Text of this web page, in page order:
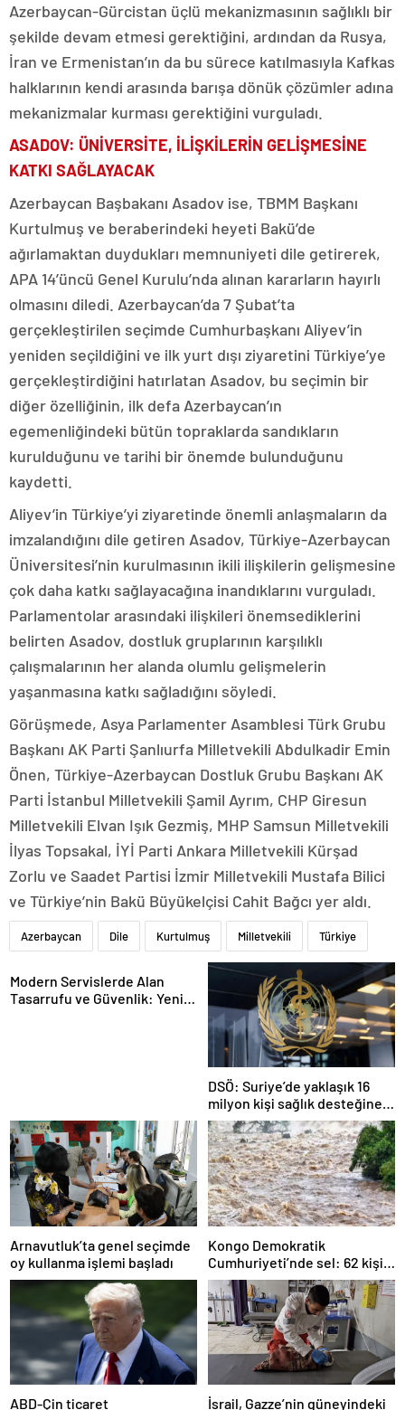
Azerbaycan-Gürcistan üçlü mekanizmasının sağlıklı bir
şekilde devam etmesi gerektiğini, ardından da Rusya,
İran ve Ermenistan’ın da bu sürece katılmasıyla Kafkas
halklarının kendi arasında barışa dönük çözümler adına
mekanizmalar kurması gerektiğini vurguladı.
ASADOV: ÜNİVERSİTE, İLİŞKİLERİN GELİŞMESİNE
KATKI SAĞLAYACAK
Azerbaycan Başbakanı Asadov ise, TBMM Başkanı
Kurtulmuş ve beraberindeki heyeti Bakü’de
ağırlamaktan duydukları memnuniyeti dile getirerek,
APA 14’üncü Genel Kurulu’nda alınan kararların hayırlı
olmasını diledi. Azerbaycan’da 7 Şubat’ta
gerçekleştirilen seçimde Cumhurbaşkanı Aliyev’in
yeniden seçildiğini ve ilk yurt dışı ziyaretini Türkiye’ye
gerçekleştirdiğini hatırlatan Asadov, bu seçimin bir
diğer özelliğinin, ilk defa Azerbaycan’ın
egemenliğindeki bütün topraklarda sandıkların
kurulduğunu ve tarihi bir önemde bulunduğunu
kaydetti.
Aliyev’in Türkiye’yi ziyaretinde önemli anlaşmaların da
imzalandığını dile getiren Asadov, Türkiye-Azerbaycan
Üniversitesi’nin kurulmasının ikili ilişkilerin gelişmesine
çok daha katkı sağlayacağına inandıklarını vurguladı.
Parlamentolar arasındaki ilişkileri önemsediklerini
belirten Asadov, dostluk gruplarının karşılıklı
çalışmalarının her alanda olumlu gelişmelerin
yaşanmasına katkı sağladığını söyledi.
Görüşmede, Asya Parlamenter Asamblesi Türk Grubu
Başkanı AK Parti Şanlıurfa Milletvekili Abdulkadir Emin
Önen, Türkiye-Azerbaycan Dostluk Grubu Başkanı AK
Parti İstanbul Milletvekili Şamil Ayrım, CHP Giresun
Milletvekili Elvan Işık Gezmiş, MHP Samsun Milletvekili
İlyas Topsakal, İYİ Parti Ankara Milletvekili Kürşad
Zorlu ve Saadet Partisi İzmir Milletvekili Mustafa Bilici
ve Türkiye’nin Bakü Büyükelçisi Cahit Bağcı yer aldı.
Azerbaycan Dile Kurtulmuş Milletvekili Türkiye
Modern Servislerde Alan
Tasarrufu ve Güvenlik: Yeni
DSÖ: Suriye’de yaklaşık 16
milyon kişi sağlık desteğine
ihtiyaç duyuyor
Arnavutluk’ta genel seçimde
oy kullanma işlemi başladı
Kongo Demokratik
Cumhuriyeti’nde sel: 62 kişi
hayatını kaybetti
ABD-Çin ticaret İsrail, Gazze’nin güneyindeki